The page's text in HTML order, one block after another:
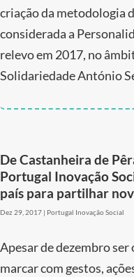
criação da metodologia
considerada a
relevo em 2017, no
Solidariedade António
De Castanheira de
Portugal Inovação
país para partilhar
Dez 29, 2017 | Portugal Inovação Social
Apesar de dezembro
marcar com gestos,